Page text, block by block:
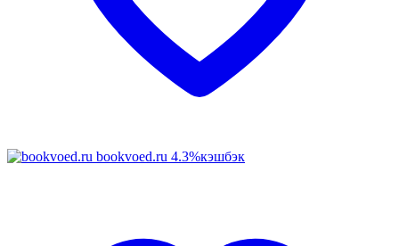
bookvoed.ru 4.3%кэшбэк